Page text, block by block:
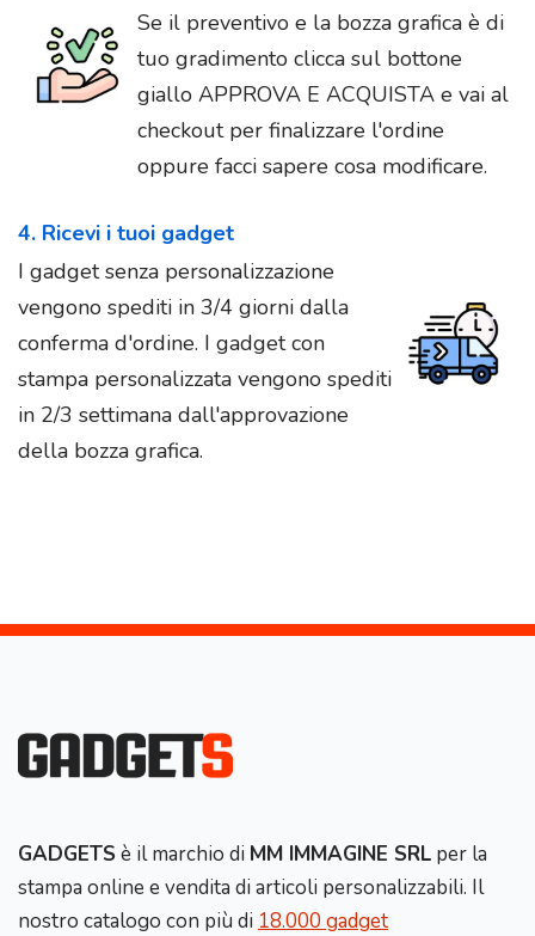
Se il preventivo e la bozza grafica è di
tuo gradimento clicca sul bottone
giallo APPROVA E ACQUISTA e vai al
checkout per finalizzare l'ordine
oppure facci sapere cosa modificare.
4. Ricevi i tuoi gadget
I gadget senza personalizzazione
vengono spediti in 3/4 giorni dalla
conferma d'ordine. I gadget con
stampa personalizzata vengono spediti
in 2/3 settimana dall'approvazione
della bozza grafica.
GADGETS è il marchio di MM IMMAGINE SRL per la
stampa online e vendita di articoli personalizzabili. Il
nostro catalogo con più di 18.000 gadget